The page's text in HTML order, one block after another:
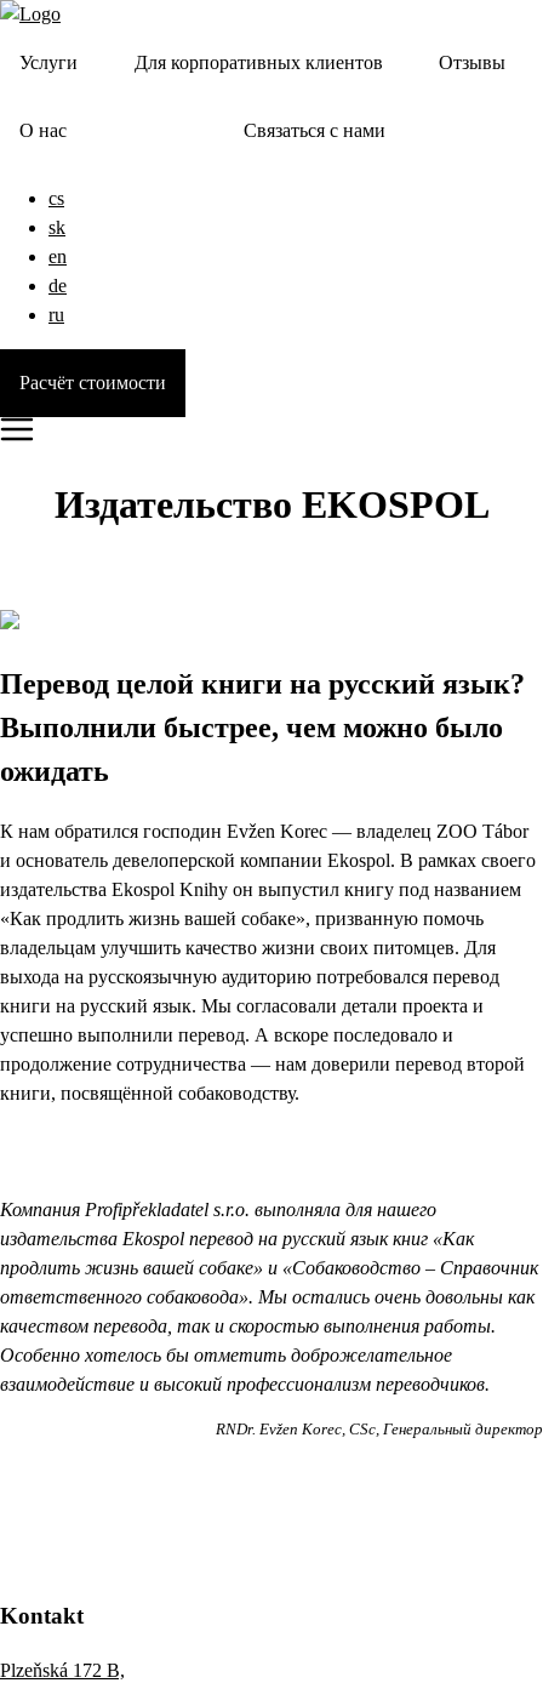
Услуги Для корпоративных клиентов Отзывы
О нас Связаться с нами
cs
sk
en
de
ru
Расчёт стоимости
Издательство EKOSPOL
Перевод целой книги на русский язык?
Выполнили быстрее, чем можно было
ожидать
К нам обратился господин Evžen Korec — владелец ZOO Tábor
и основатель девелоперской компании Ekospol. В рамках своего
издательства Ekospol Knihy он выпустил книгу под названием
«Как продлить жизнь вашей собаке», призванную помочь
владельцам улучшить качество жизни своих питомцев. Для
выхода на русскоязычную аудиторию потребовался перевод
книги на русский язык. Мы согласовали детали проекта и
успешно выполнили перевод. А вскоре последовало и
продолжение сотрудничества — нам доверили перевод второй
книги, посвящённой собаководству.
Компания Profipřekladatel s.r.o. выполняла для нашего
издательства Ekospol перевод на русский язык книг «Как
продлить жизнь вашей собаке» и «Собаководство – Справочник
ответственного собаковода». Мы остались очень довольны как
качеством перевода, так и скоростью выполнения работы.
Особенно хотелось бы отметить доброжелательное
взаимодействие и высокий профессионализм переводчиков.
RNDr. Evžen Korec, CSc Генеральный директор
Kontakt
Plzeňská 172 B,